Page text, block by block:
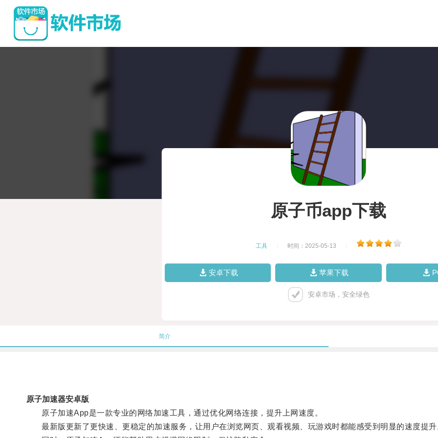
原子币app下载
工具 时间：2025-05-13
安卓下载 苹果下载
安卓市场，安全绿色
简介
原子加速器安卓版
原子加速App是一款专业的网络加速工具，通过优化网络连接，提升上网速度。
最新版更新了更快速、更稳定的加速服务，让用户在浏览网页、观看视频、玩游戏时都能感受到明显的速度提升